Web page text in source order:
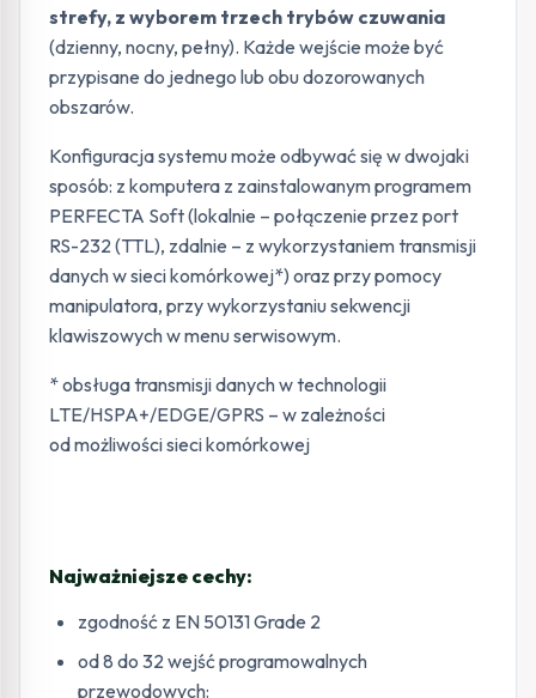
strefy, z wyborem trzech trybów czuwania
(dzienny, nocny, pełny). Każde wejście może być
przypisane do jednego lub obu dozorowanych
obszarów.
Konfiguracja systemu może odbywać się w dwojaki
sposób: z komputera z zainstalowanym programem
PERFECTA Soft (lokalnie – połączenie przez port
RS-232 (TTL), zdalnie – z wykorzystaniem transmisji
danych w sieci komórkowej*) oraz przy pomocy
manipulatora, przy wykorzystaniu sekwencji
klawiszowych w menu serwisowym.
* obsługa transmisji danych w technologii
LTE/HSPA+/EDGE/GPRS – w zależności
od możliwości sieci komórkowej
Najważniejsze cechy:
zgodność z EN 50131 Grade 2
od 8 do 32 wejść programowalnych
przewodowych: